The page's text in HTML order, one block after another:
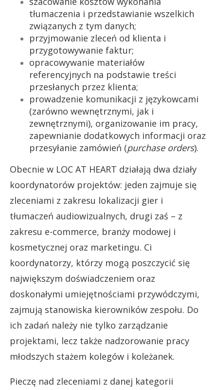
tłumaczenia i przedstawianie wszelkich
związanych z tym danych;
przyjmowanie zleceń od klienta i
przygotowywanie faktur;
opracowywanie materiałów
referencyjnych na podstawie treści
przesłanych przez klienta;
prowadzenie komunikacji z językowcami
(zarówno wewnętrznymi, jak i
zewnętrznymi), organizowanie im pracy,
zapewnianie dodatkowych informacji oraz
przesyłanie zamówień (purchase orders).
Obecnie w LOC AT HEART działają dwa działy
koordynatorów projektów: jeden zajmuje się
zleceniami z zakresu lokalizacji gier i
tłumaczeń audiowizualnych, drugi zaś – z
zakresu e-commerce, branży modowej i
kosmetycznej oraz marketingu. Ci
koordynatorzy, którzy mogą poszczycić się
największym doświadczeniem oraz
doskonałymi umiejętnościami przywódczymi,
zajmują stanowiska kierowników zespołu. Do
ich zadań należy nie tylko zarządzanie
projektami, lecz także nadzorowanie pracy
młodszych stażem kolegów i koleżanek.
Pieczę nad zleceniami z danej kategorii